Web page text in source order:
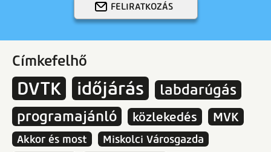
FELIRATKOZÁS
Címkefelhő
DVTK időjárás
labdarúgás
programajánló
közlekedés MVK
Akkor és most
Miskolci Városgazda